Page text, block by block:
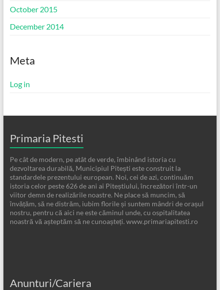
October 2015
December 2014
Meta
Log in
Primaria Pitesti
Pe cât de modern, pe atât de verde, îmbinând istoria cu
dezvoltarea durabilă, Municipiul Pitești este construit la
standardele prezentului european. Noi, cei de azi, continuăm
istoria celor peste 626 de ani ai Piteștiului, încrezători într-un
viitor demn de realizările noastre. Ne place să muncim, să
învățăm, să ne distrăm, iubim florile și suntem mândri de orașul
nostru, pentru că aici ne este căminul unde, cu ospitalitatea
noastră vă așteptăm să ne cunoașteți. www.primariapitesti.ro
Anunturi/Cariera